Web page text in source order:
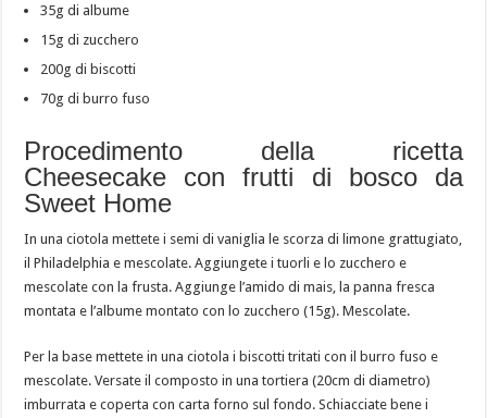
35g di albume
15g di zucchero
200g di biscotti
70g di burro fuso
Procedimento della ricetta
Cheesecake con frutti di bosco da
Sweet Home
In una ciotola mettete i semi di vaniglia le scorza di limone grattugiato,
il Philadelphia e mescolate. Aggiungete i tuorli e lo zucchero e
mescolate con la frusta. Aggiunge l’amido di mais, la panna fresca
montata e l’albume montato con lo zucchero (15g). Mescolate.
Per la base mettete in una ciotola i biscotti tritati con il burro fuso e
mescolate. Versate il composto in una tortiera (20cm di diametro)
imburrata e coperta con carta forno sul fondo. Schiacciate bene i